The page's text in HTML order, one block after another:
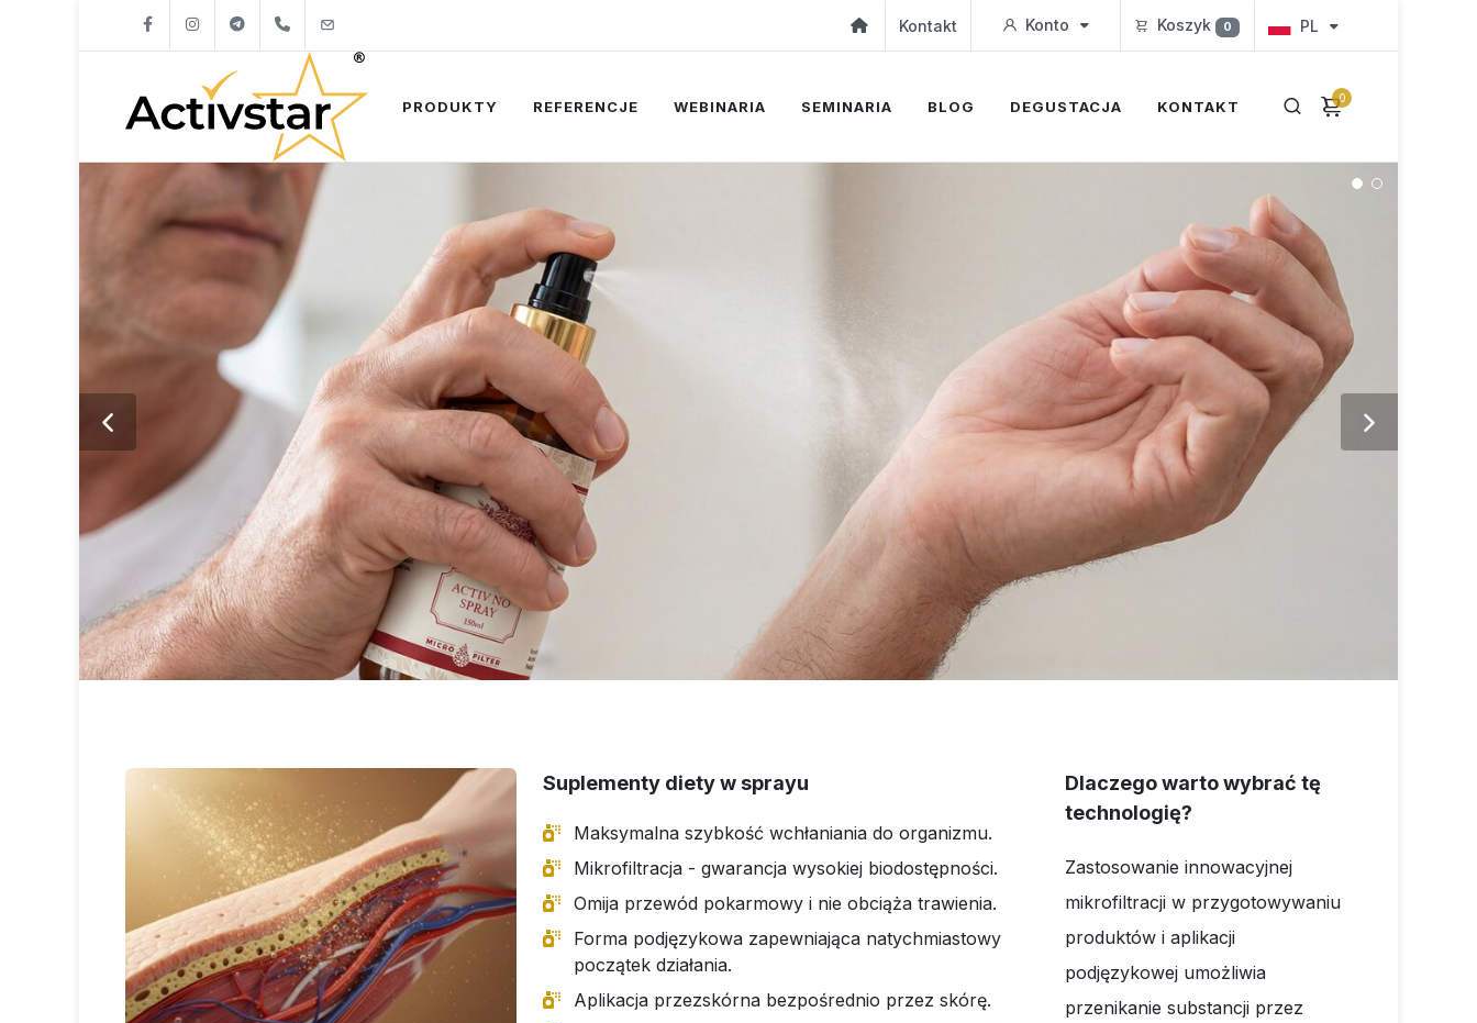
+421904262747 Kontakt Konto Koszyk 0 PL
0
PRODUKTY REFERENCJE WEBINARIA SEMINARIA BLOG DEGUSTACJA KONTAKT
Suplementy diety w sprayu
Maksymalna szybkość wchłaniania do organizmu.
Mikrofiltracja - gwarancja wysokiej biodostępności.
Omija przewód pokarmowy i nie obciąża trawienia.
Forma podjęzykowa zapewniająca natychmiastowy
początek działania.
Aplikacja przezskórna bezpośrednio przez skórę.
Dlaczego warto wybrać tę
technologię?
Zastosowanie innowacyjnej
mikrofiltracji w przygotowywaniu
produktów i aplikacji
podjęzykowej umożliwia
przenikanie substancji przez